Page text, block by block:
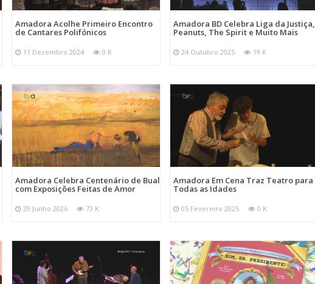
Amadora Acolhe Primeiro Encontro
de Cantares Polifónicos
11 Dezembro 2024 0 K
Amadora BD Celebra Liga da Justiça,
Peanuts, The Spirit e Muito Mais
24 Outubro 2025 19 K
Amadora Celebra Centenário de Bual
com Exposições Feitas de Amor
29 Junho 2026 73 K
Amadora Em Cena Traz Teatro para
Todas as Idades
05 Fevereiro 2025 0 K